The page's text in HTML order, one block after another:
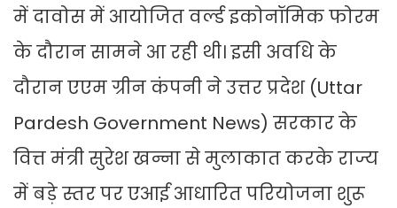
में दावोस में आयोजित वर्ल्ड इकोनॉमिक फोरम
के दौरान सामने आ रही थी। इसी अवधि के
दौरान एएम ग्रीन कंपनी ने उत्तर प्रदेश (Uttar
Pardesh Government News) सरकार के
वित्त मंत्री सुरेश खन्ना से मुलाकात करके राज्य
में बड़े स्तर पर एआई आधारित परियोजना शुरू